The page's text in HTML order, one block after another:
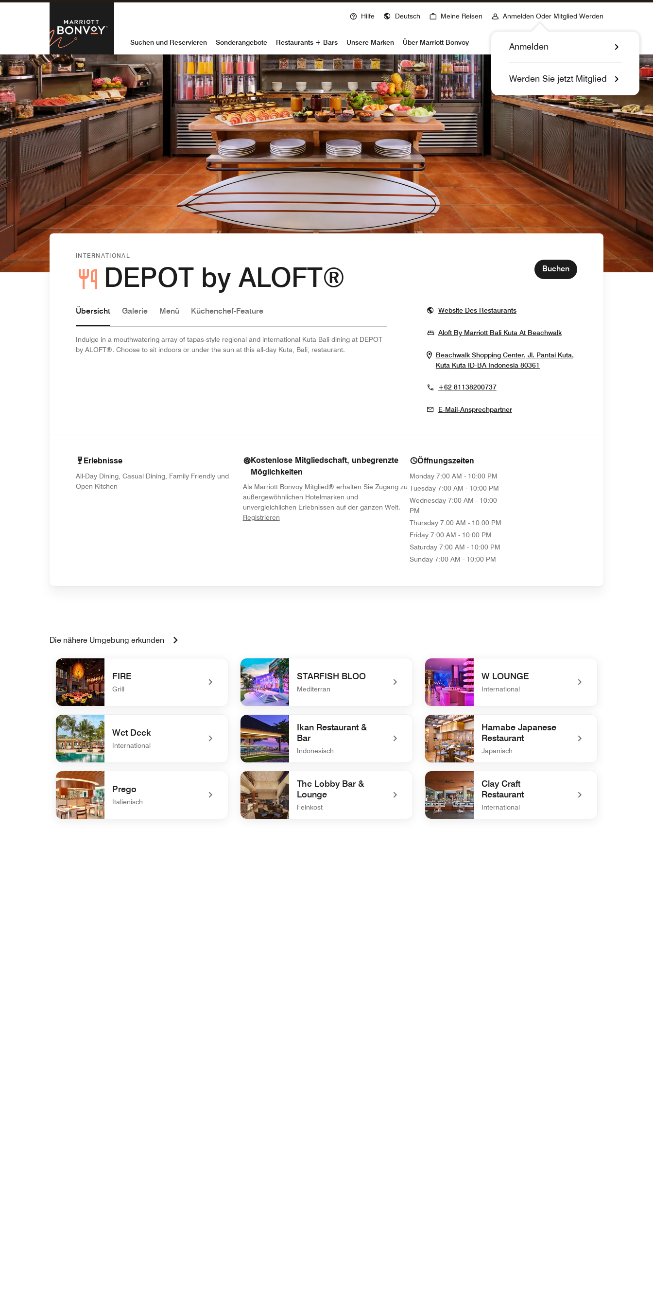
Skip to Content
Marriott Bonvoy
Hilfe Deutsch Meine Reisen Anmelden Oder Mitglied Werden
Anmelden
Werden Sie jetzt Mitglied
Suchen und Reservieren Sonderangebote Restaurants + Bars Unsere Marken Über Marriott Bonvoy
INTERNATIONAL
DEPOT by ALOFT® Buchen
Übersicht Galerie Menü Küchenchef-Feature
Indulge in a mouthwatering array of tapas-style regional and international Kuta Bali dining at DEPOT
by ALOFT®. Choose to sit indoors or under the sun at this all-day Kuta, Bali, restaurant.
Website Des RestaurantsOpens In New Window
Aloft By Marriott Bali Kuta At BeachwalkOpens In New Window
Beachwalk Shopping Center, Jl. Pantai Kuta,
Kuta Kuta ID-BA Indonesia 80361
+62 81138200737
E-Mail-Ansprechpartner
Erlebnisse
All-Day Dining, Casual Dining, Family Friendly und
Open Kitchen
Kostenlose Mitgliedschaft, unbegrenzte
Möglichkeiten
Als Marriott Bonvoy Mitglied® erhalten Sie Zugang zu
außergewöhnlichen Hotelmarken und
unvergleichlichen Erlebnissen auf der ganzen Welt.
Registrierenopens in new window
Öffnungszeiten
Monday 7:00 AM - 10:00 PM
Tuesday 7:00 AM - 10:00 PM
Wednesday 7:00 AM - 10:00
PM
Thursday 7:00 AM - 10:00 PM
Friday 7:00 AM - 10:00 PM
Saturday 7:00 AM - 10:00 PM
Sunday 7:00 AM - 10:00 PM
Die nähere Umgebung erkunden
FIRE
Grill
undefined FIRE
STARFISH BLOO
Mediterran
undefined STARFISH BLOO
W LOUNGE
International
undefined W LOUNGE
Wet Deck
International
undefined Wet Deck
Ikan Restaurant &
Bar
Indonesisch
undefined Ikan Restaurant & Bar
Hamabe Japanese
Restaurant
Japanisch
undefined Hamabe Japanese Restaurant
Prego
Italienisch
The Lobby Bar &
Lounge
Feinkost
Clay Craft
Restaurant
International